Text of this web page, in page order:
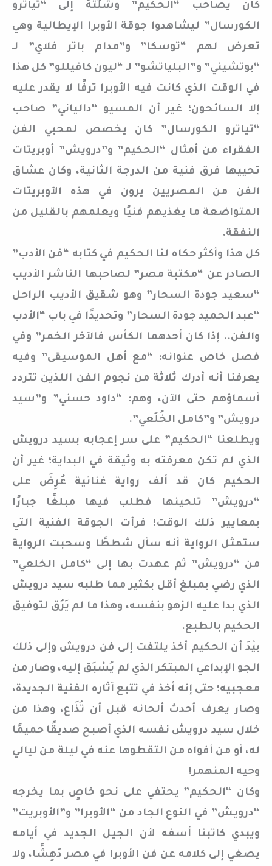
كان يصاحب “الحكيم” وشلَّتَهُ إلى “تياترو
الكورسال” ليشاهدوا جوقة الأوبرا الإيطالية وهي
تعرض لهم “توسكا” و”مدام باتر فلاي” لـ
“بوتشيني” و”البلياتشو” لـ “ليون كافيللو” كل هذا
في الوقت الذي كانت فيه الأوبرا ترفًا لا يقدر عليه
إلا السائحون؛ غير أن المسيو “دالياني” صاحب
“تياترو الكورسال” كان يخصص لمحبي الفن
الفقراء من أمثال “الحكيم” و”درويش” أوبريتات
تحييها فرق فنية من الدرجة الثانية، وكان عشاق
الفن من المصريين يرون في هذه الأوبريتات
المتواضعة ما يغذيهم فنيًا ويعلمهم بالقليل من
النفقة.
كل هذا وأكثر حكاه لنا الحكيم في كتابه “فن الأدب”
الصادر عن “مكتبة مصر” لصاحبها الناشر الأديب
“سعيد جودة السحار” وهو شقيق الأديب الراحل
“عبد الحميد جودة السحار” وتحديدًا في باب “الأدب
والفن.. إذا كان أحدهما الكأس فالآخر الخمر” وفي
فصل خاص عنوانه: “مع أهل الموسيقى” وفيه
يعرفنا أنه أدرك ثلاثة من نجوم الفن اللذين تتردد
أسماؤهم حتى الآن، وهم: “داود حسني” و”سيد
درويش” و”كامل الخُلَعي”.
ويطلعنا “الحكيم” على سر إعجابه بسيد درويش
الذي لم تكن معرفته به وثيقة في البداية؛ غير أن
الحكيم كان قد ألف رواية غنائية عُرِضَ على
“درويش” تلحينها فطلب فيها مبلغًا جبارًا
بمعايير ذلك الوقت؛ فرأت الجوقة الفنية التي
ستمثل الرواية أنه سأل شططًا وسحبت الرواية
من “درويش” ثم عهدت بها إلى “كامل الخلعي”
الذي رضي بمبلغ أقل بكثير مما طلبه سيد درويش
الذي بدا عليه الزهو بنفسه، وهذا ما لم يَرُق لتوفيق
الحكيم بالطبع.
بيْدَ أن الحكيم أخذ يلتفت إلى فن درويش وإلى ذلك
الجو الإبداعي المبتكر الذي لم يُسْبَق إليه، وصار من
معجبيه؛ حتى إنه أخذ في تتبع آثاره الفنية الجديدة،
وصار يعرف أحدث ألحانه قبل أن تُذَاع، وهذا من
خلال سيد درويش نفسه الذي أصبح صديقًا حميمًا
له، أو من أفواه من التقطوها عنه في ليلة من ليالي
وحيه المنهمر!
وكان “الحكيم” يحتفي على نحو خاصٍ بما يخرجه
“درويش” في النوع الجاد من “الأوبرا” و”الأوبريت”
ويبدي كاتبنا أسفه لأن الجيل الجديد في أيامه
يصغي إلى كلامه عن فن الأوبرا في مصر دَهِشًا، ولا